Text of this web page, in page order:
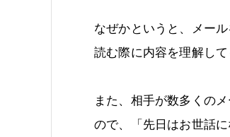
なぜかというと、メー
読む際に内容を理解し
また、相手が数多くの
ので、「先日はお世話